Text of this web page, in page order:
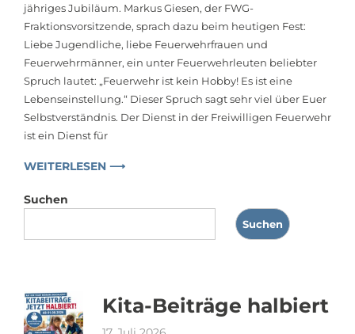
jähriges Jubiläum. Markus Giesen, der FWG-
Fraktionsvorsitzende, sprach dazu beim heutigen Fest:
Liebe Jugendliche, liebe Feuerwehrfrauen und
Feuerwehrmänner, ein unter Feuerwehrleuten beliebter
Spruch lautet: „Feuerwehr ist kein Hobby! Es ist eine
Lebenseinstellung.“ Dieser Spruch sagt sehr viel über Euer
Selbstverständnis. Der Dienst in der Freiwilligen Feuerwehr
ist ein Dienst für
WEITERLESEN ⟶
Suchen
Suchen
Kita-Beiträge halbiert